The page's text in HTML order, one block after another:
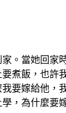
。當她回家
煮飯，也許
要嫁給他，
，為什麼要